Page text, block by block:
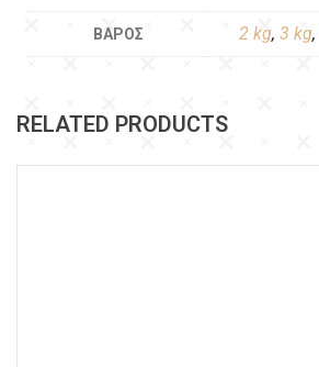
ΒΆΡΟΣ 2 kg, 3 kg,
RELATED PRODUCTS